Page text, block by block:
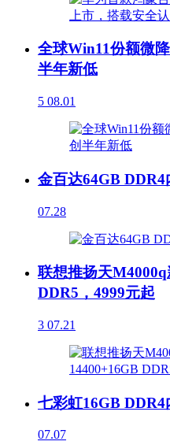
全球Win11份额微
半年新低
5 08.01
金百达64GB
07.28
联想推扬天
DDR5，4999元起
3 07.21
七彩虹16GB DDR4
07.07